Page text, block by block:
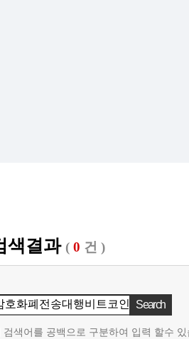
색결과 ( 0 건 )
색어를 공백으로 구분하여 입력 할수